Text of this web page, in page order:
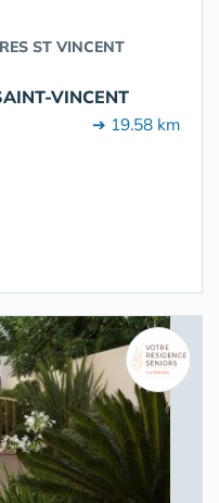
ST VINCENT
VINCENT
➔ 19.58 km